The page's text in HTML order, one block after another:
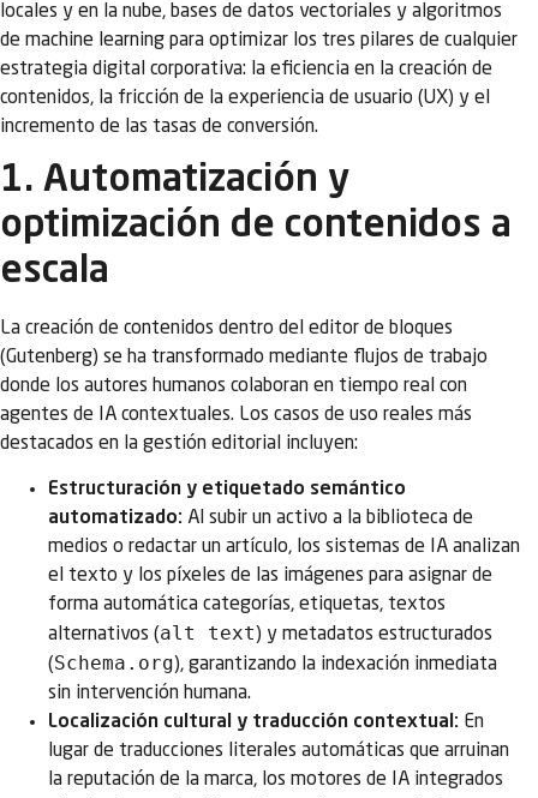
locales y en la nube, bases de datos vectoriales y algoritmos
de machine learning para optimizar los tres pilares de cualquier
estrategia digital corporativa: la eficiencia en la creación de
contenidos, la fricción de la experiencia de usuario (UX) y el
incremento de las tasas de conversión.
1. Automatización y
optimización de contenidos a
escala
La creación de contenidos dentro del editor de bloques
(Gutenberg) se ha transformado mediante flujos de trabajo
donde los autores humanos colaboran en tiempo real con
agentes de IA contextuales. Los casos de uso reales más
destacados en la gestión editorial incluyen:
Estructuración y etiquetado semántico
automatizado: Al subir un activo a la biblioteca de
medios o redactar un artículo, los sistemas de IA analizan
el texto y los píxeles de las imágenes para asignar de
forma automática categorías, etiquetas, textos
alternativos (alt text) y metadatos estructurados
(Schema.org), garantizando la indexación inmediata
sin intervención humana.
Localización cultural y traducción contextual: En
lugar de traducciones literales automáticas que arruinan
la reputación de la marca, los motores de IA integrados